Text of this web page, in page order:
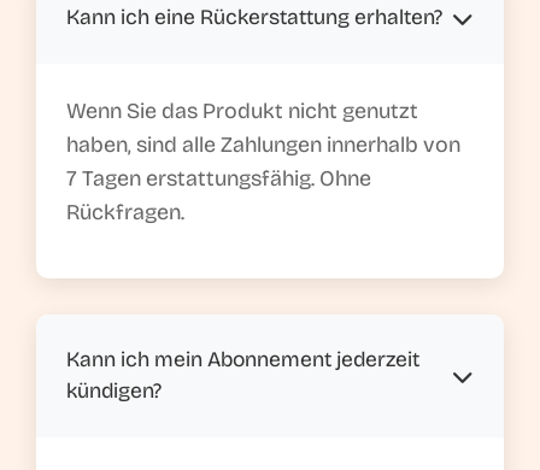
Kann ich eine Rückerstattung erhalten?
Wenn Sie das Produkt nicht genutzt
haben, sind alle Zahlungen innerhalb von
7 Tagen erstattungsfähig. Ohne
Rückfragen.
Kann ich mein Abonnement jederzeit
kündigen?